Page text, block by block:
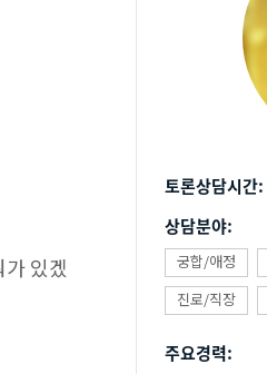
있겠
토론상담시간:
상담분야:
궁합/애정
진로/직장
주요경력: